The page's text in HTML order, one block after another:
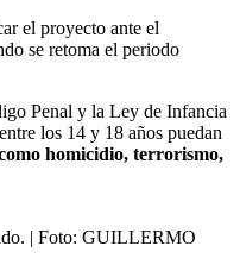
el proyecto ante el
se retoma el periodo
Penal y la Ley de Infancia
los 14 y 18 años puedan
homicidio, terrorismo,
| Foto: GUILLERMO